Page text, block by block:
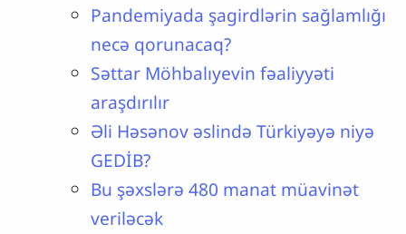
Pandemiyada şagirdlərin sağlamlığı
necə qorunacaq?
Səttar Möhbalıyevin fəaliyyəti
araşdırılır
Əli Həsənov əslində Türkiyəyə niyə
GEDİB?
Bu şəxslərə 480 manat müavinət
veriləcək